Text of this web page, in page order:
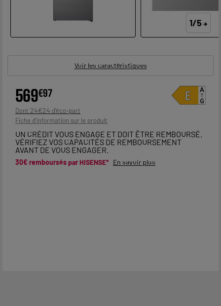
1/5
Voir les caractéristiques
569€97
Dont 24€24
Fiche d'information sur le produit
UN CRÉDIT VOUS ENGAGE ET DOIT ÊTRE REMBOURSÉ.
VÉRIFIEZ VOS CAPACITÉS DE REMBOURSEMENT
AVANT DE VOUS ENGAGER.
30€ remboursés par HISENSE* En savoir plus